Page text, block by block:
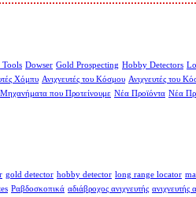
Dowser Gold Prospecting Hobby Detectors
Χόμπυ Ανιχνευτές του Κόσμου Ανιχνευτές του
Μηχανήματα που Προτείνουμε Νέα Προϊόντα Νέα
gold detector hobby detector long range locator
Ραβδοσκοπικά αδιάβροχος ανιχνευτής ανιχνευτής